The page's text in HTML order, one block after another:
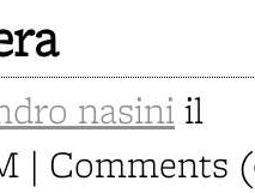
nasini il
| Comments